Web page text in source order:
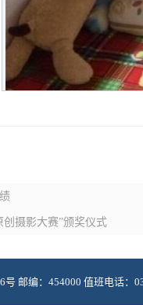
摄影大赛”颁奖仪式
邮编：454000 值班电话：